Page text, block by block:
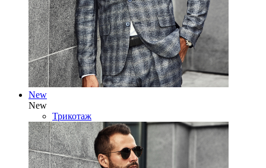
New
New
Трикотаж